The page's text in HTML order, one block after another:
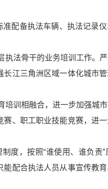
准配备执法车辆、执法记录
法骨干的业务培训工作。
江三角洲区域一体化城市
训相融合，进一步加强城
、职工职业技能竞赛，进
度，按照“谁使用、谁负责
配合执法人员从事宣传教